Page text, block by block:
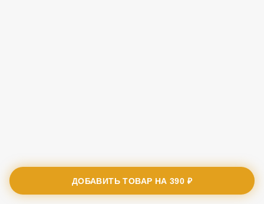
ДОБАВИТЬ ТОВАР НА390 ₽